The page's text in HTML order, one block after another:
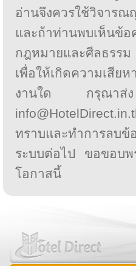
อ่านจึงควรใช้วิจาร
และถ้าท่านพบเห็นข้
กฎหมายและศีลธรรม
เพื่อให้เกิดความเสีย
งานใด กรุณ
ทราบและทำการล
ระบบต่อไป ขอขอบ
โอกาสนี้